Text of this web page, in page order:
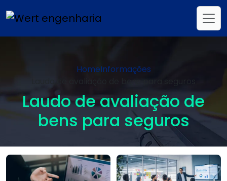
HomeInformações
Laudo de avaliação de
bens para seguros